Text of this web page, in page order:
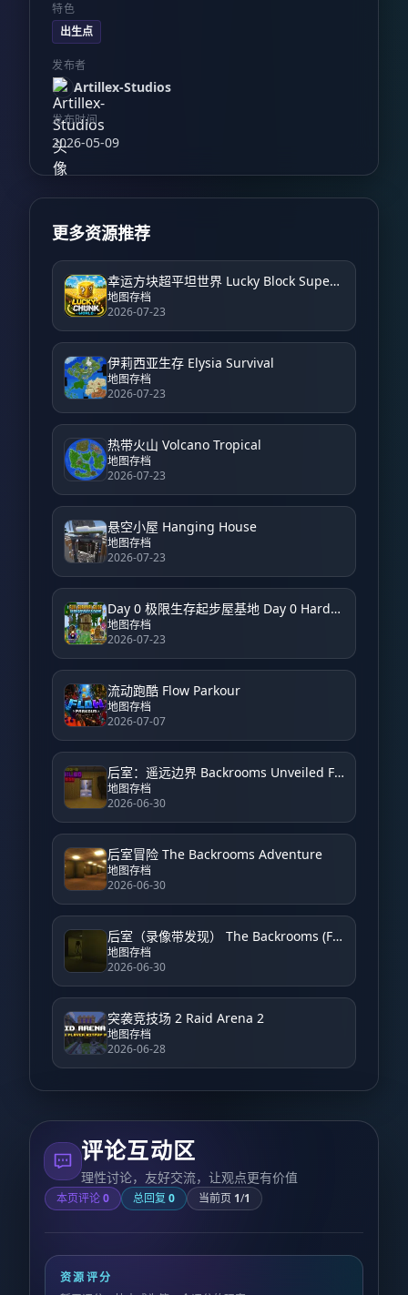
特色
出生点
发布者
Artillex-Studios
发布时间
2026-05-09
更多资源推荐
幸运方块超平坦世界 Lucky Block Super Flat World
地图存档
2026-07-23
伊莉西亚生存 Elysia Survival
地图存档
2026-07-23
热带火山 Volcano Tropical
地图存档
2026-07-23
悬空小屋 Hanging House
地图存档
2026-07-23
Day 0 极限生存起步屋基地 Day 0 Hardcore Survival Starter House Base
地图存档
2026-07-23
流动跑酷 Flow Parkour
地图存档
2026-07-07
后室：遥远边界 Backrooms Unveiled Farside
地图存档
2026-06-30
后室冒险 The Backrooms Adventure
地图存档
2026-06-30
后室（录像带发现） The Backrooms (Found Footage)
地图存档
2026-06-30
突袭竞技场 2 Raid Arena 2
地图存档
2026-06-28
评论互动区
理性讨论，友好交流，让观点更有价值
本页评论0 总回复 0 当前页 1/1
资源评分